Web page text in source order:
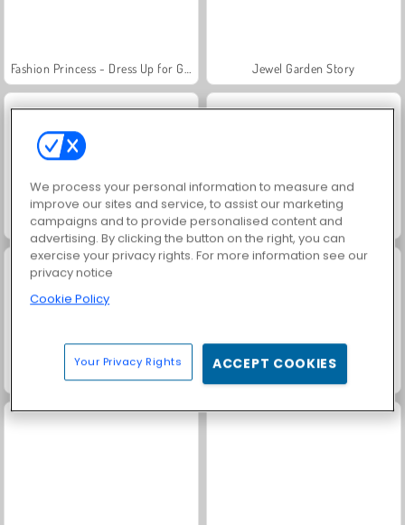
Jewel Garden Story
Masha and the Bear: Meadows Scala 40
Juice Merge
We process your personal information to measure and
improve our sites and service, to assist our marketing
campaigns and to provide personalised content and
advertising. By clicking the button on the right, you can
exercise your privacy rights. For more information see our
privacy notice
Cookie Policy
Your Privacy Rights ACCEPT COOKIES